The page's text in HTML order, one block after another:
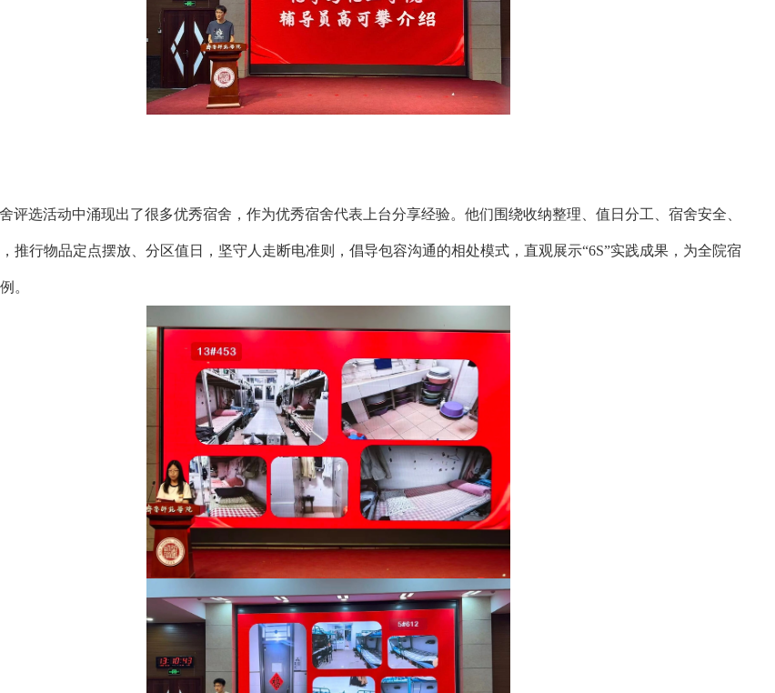
评选活动中涌现出了很多优秀宿舍，作为优秀宿舍代表上台分享经验。他们围绕收纳整理、值日分工、宿舍安全、
推行物品定点摆放、分区值日，坚守人走断电准则，倡导包容沟通的相处模式，直观展示“6S”实践成果，为全院宿
。